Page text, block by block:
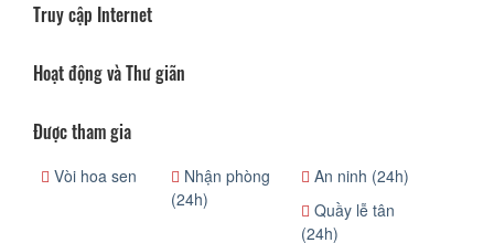
Truy cập Internet
Hoạt động và Thư giãn
Được tham gia
Vòi hoa sen
Nhận phòng
(24h)
An ninh (24h)
Quầy lễ tân
(24h)